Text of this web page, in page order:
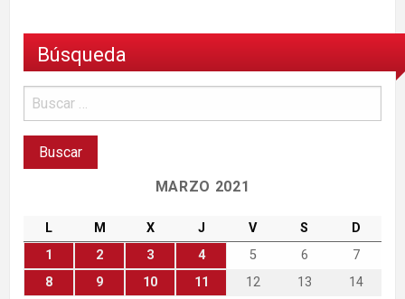
Búsqueda
MARZO 2021
L M X J V S
D
1
2 3 4 5 6
7
8
9 10 11 12 13
14